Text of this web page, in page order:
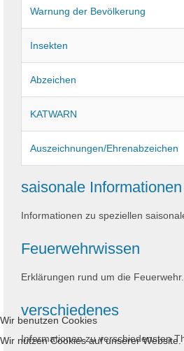
Warnung der Bevölkerung
Insekten
Abzeichen
KATWARN
Auszeichnungen/Ehrenabzeichen
saisonale Informationen
Informationen zu speziellen
Feuerwehrwissen
Erklärungen rund um die Feuerwehr.
verschiedenes
Informationen zu verschiedensten
Wir benutzen Cookies
Wir nutzen Cookies auf unserer